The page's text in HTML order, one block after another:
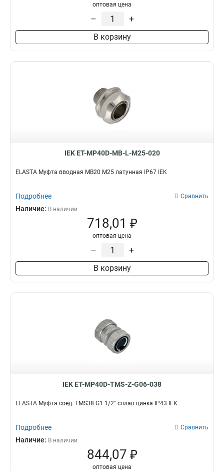
оптовая цена
– +
В корзину
IEK ET-MP40D-MB-L-M25-020
ELASTA Муфта вводная MB20 М25 латунная IP67 IEK
Подробнее Сравнить
Наличие: В наличии
718,01 ₽
оптовая цена
– +
В корзину
IEK ET-MP40D-TMS-Z-G06-038
ELASTA Муфта соед. TMS38 G1 1/2" сплав цинка IP43 IEK
Подробнее Сравнить
Наличие: В наличии
844,07 ₽
оптовая цена